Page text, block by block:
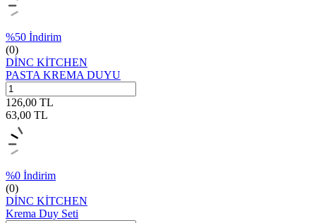
%50 İndirim
(0)
DİNC KİTCHEN
PASTA KREMA DUYU
126,00 TL
63,00 TL
%0 İndirim
(0)
DİNC KİTCHEN
Krema Duy Seti